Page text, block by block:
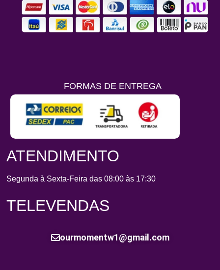
FORMAS DE ENTREGA
ATENDIMENTO
Segunda à Sexta-Feira das 08:00 às 17:30
TELEVENDAS
ourmomentw1@gmail.com